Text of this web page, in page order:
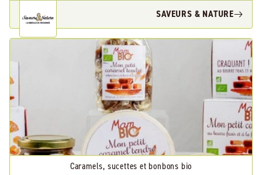
SAVEURS & NATURE
Caramels, sucettes et bonbons bio